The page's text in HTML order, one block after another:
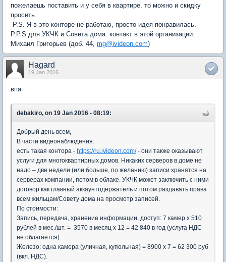
пожелаешь поставить и у себя в квартире, то можно и скидку
просить.
P.S. Я в это конторе не работаю, просто идея понравилась.
P.P.S для УКЧК и Совета дома: контакт в этой организации:
Михаил Григорьев (доб. 44, mg@ivideon.com)
Hagard
19 Jan 2016
впа
debakiro, on 19 Jan 2016 - 08:19:
Добрый день всем,
В части видеонаблюдения:
есть такая контора - https://ru.ivideon.com/- они также оказывают
услуги для многоквартирных домов. Никаких серверов в доме не
надо – две недели (или больше, по желанию) записи хранятся на
серверах компании, потом в облаке. УКЧК может заключить с ними
договор как главный аккаунтодержатель и потом раздавать права
всем жильцам/Совету дома на просмотр записей.
По стоимости:
Запись, передача, хранение информации, доступ: 7 камер x 510
рублей в мес./шт. = 3570 в месяц x 12 = 42 840 в год (услуга НДС
не облагается)
Железо: одна камера (уличная, купольная) = 8900 x 7 = 62 300 руб
(вкл. НДС).